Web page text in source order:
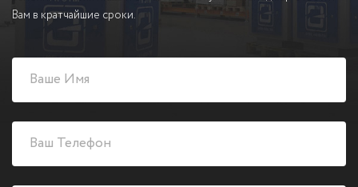
Вам в кратчайшие сроки.